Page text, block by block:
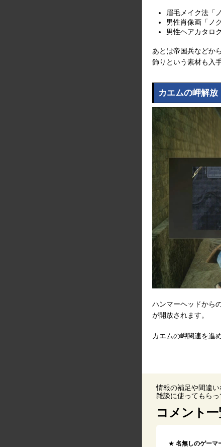
眉毛メイク法「
男性肖像画「ノ
男性ヘアカタロ
あとは帝国兵などか
飾りという素材も入
カエムの岬解放
ハンマーヘッドから
が開放されます。
カエムの岬関連を進
情報の補足や間違い
雑談に使ってもらっ
コメント一
名無しのゲーマ